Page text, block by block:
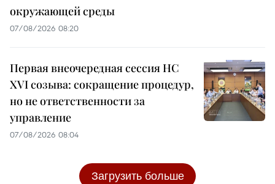
окружающей среды
07/08/2026 08:20
Первая внеочередная сессия НС
XVI созыва: сокращение процедур,
но не ответственности за
управление
07/08/2026 08:04
Загрузить больше